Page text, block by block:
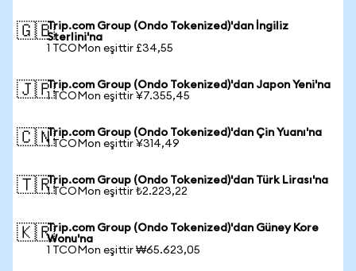
🇬🇧Trip.com Group (Ondo Tokenized)'dan İngiliz
Sterlini'na
1 TCOMon eşittir £34,55
🇯🇵Trip.com Group (Ondo Tokenized)'dan Japon Yeni'na
1 TCOMon eşittir ¥7.355,45
🇨🇳Trip.com Group (Ondo Tokenized)'dan Çin Yuanı'na
1 TCOMon eşittir ¥314,49
🇹🇷Trip.com Group (Ondo Tokenized)'dan Türk Lirası'na
1 TCOMon eşittir ₺2.223,22
🇰🇷Trip.com Group (Ondo Tokenized)'dan Güney Kore
Wonu'na
1 TCOMon eşittir ₩65.623,05